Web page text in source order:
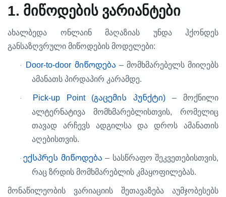
1. მიწოდების ვარიანტები
ახალბედა ონლაინ მაღაზიას უნდა
ჰქონდეს
განსაზღვრული მიწოდების მოდელები:
· Door-to-door მიწოდება– მომხმარებელს მიიღებს
ამანათს პირდაპირ კარამდე.
· Pick-up Point (გაცემის პუნქტი) –მოქნილი
ალტერნატივა
მომხმარებლისთვის,
რომელიც
თავად
არჩევს ადგილსა და დროს
ამანათის
აღებისთვის.
· ექსპრეს მიწოდება– სასწრაფო შეკვეთებისთვის,
რაც ზრდის მომხმარებლის კმაყოფილებას.
მონაწილეობის ვარიაციის შეთავაზება
აუმჯობესებს